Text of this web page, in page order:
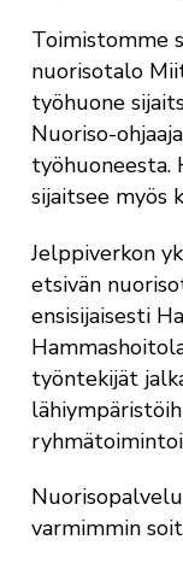
Toimistomme
nuorisotalo
työhuone
Nuoriso-
työhuoneesta.
sijaitsee myös
Jelppiverkon
etsivän
ensisijaisesti
työntekijät
varmimmin